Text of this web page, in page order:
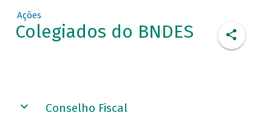
Ações
Colegiados do BNDES
Conselho Fiscal